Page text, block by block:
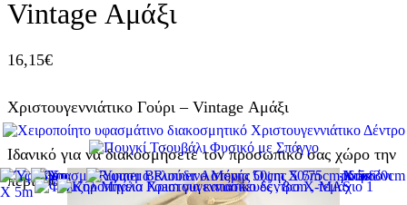
Vintage Αμάξι
16,15€
Χριστουγεννιάτικο Γούρι – Vintage Αμάξι
Ιδανικό για να διακοσμήσετε τον προσωπικό σας χώρο την
περίοδο των Εορτών.